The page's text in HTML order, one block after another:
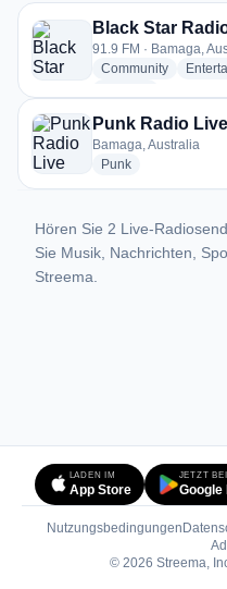
2 Radiosender aus Bamaga
Black Star
91.9 FM · Bamaga,
Communityradio
Punk Radio Live
Bamaga, Australia
Punkradio stations
Hören Sie 2 Live-
Sie Musik, Nachrichten,
Streema.
LADEN IM
App Store
JETZT BEI
Google
Nutzungsbedingungen
© 2026 Streema,